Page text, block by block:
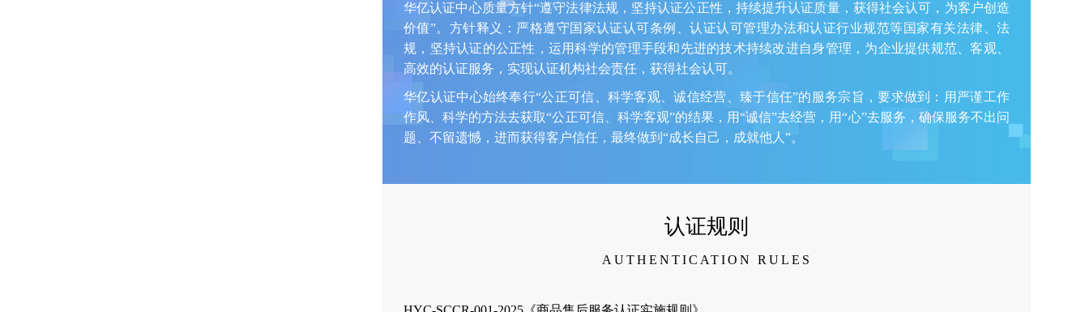
华亿认证中心质量方针“遵守法律法规，坚持认证公正性，持续提升认证质量，获得社会认可，为客户创造
价值”。方针释义：严格遵守国家认证认可条例、认证认可管理办法和认证行业规范等国家有关法律、法
规，坚持认证的公正性，运用科学的管理手段和先进的技术持续改进自身管理，为企业提供规范、客观、
高效的认证服务，实现认证机构社会责任，获得社会认可。
华亿认证中心始终奉行“公正可信、科学客观、诚信经营、臻于信任”的服务宗旨，要求做到：用严谨工作
作风、科学的方法去获取“公正可信、科学客观”的结果，用“诚信”去经营，用“心”去服务，确保服务不出问
题、不留遗憾，进而获得客户信任，最终做到“成长自己，成就他人”。
认证规则
AUTHENTICATION RULES